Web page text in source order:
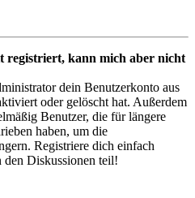
registriert, kann mich aber nicht
dein Benutzerkonto aus
oder gelöscht hat. Außerdem
Benutzer, die für längere
haben, um die
Registriere dich einfach
Diskussionen teil!